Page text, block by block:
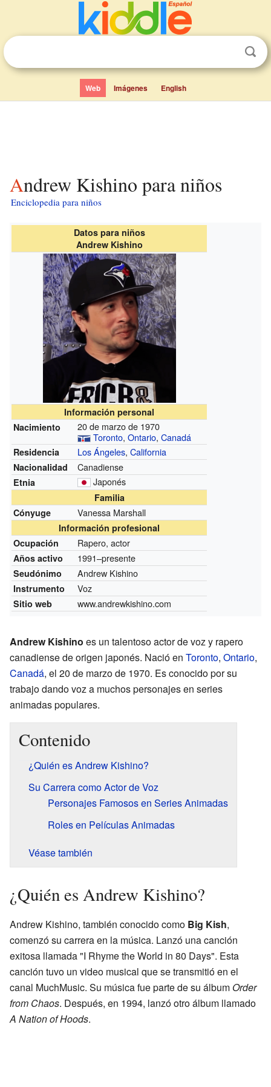
Web Imágenes English
Andrew Kishino para niños
Enciclopedia para niños
Datos para niños
Andrew Kishino
Información personal
Nacimiento
20 de marzo de 1970
Toronto,Ontario,Canadá
Residencia Los Ángeles,California
Nacionalidad Canadiense
Etnia Japonés
Familia
Cónyuge
Vanessa Marshall
Información profesional
Ocupación
Rapero, actor
Años activo 1991–presente
Seudónimo Andrew Kishino
Instrumento Voz
Sitio web www.andrewkishino.com
Andrew Kishino es un talentoso actor de voz y rapero
canadiense de origen japonés. Nació en Toronto, Ontario,
Canadá, el 20 de marzo de 1970. Es conocido por su
trabajo dando voz a muchos personajes en series
animadas populares.
Contenido
¿Quién es Andrew Kishino?
Su Carrera como Actor de Voz
Personajes Famosos en Series Animadas
Roles en Películas Animadas
Véase también
¿Quién es Andrew Kishino?
Andrew Kishino, también conocido como Big Kish,
comenzó su carrera en la música. Lanzó una canción
exitosa llamada "I Rhyme the World in 80 Days". Esta
canción tuvo un video musical que se transmitió en el
canal MuchMusic. Su música fue parte de su álbum Order
from Chaos. Después, en 1994, lanzó otro álbum llamado
A Nation of Hoods.